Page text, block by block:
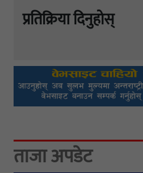
प्रतिक्रिया दिनुहोस्
ताजा अपडेट